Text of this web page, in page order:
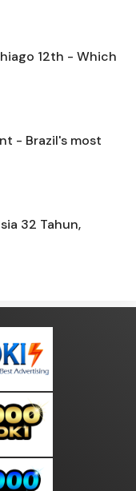
12th - Which
- Brazil's most
32 Tahun,